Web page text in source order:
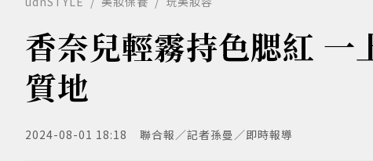
香奈兒輕霧持色腮紅 一
質地
2024-08-01 18:18 聯合報／記者孫曼／即時報導